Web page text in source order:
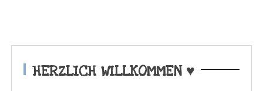
HERZLICH WILLKOMMEN ♥